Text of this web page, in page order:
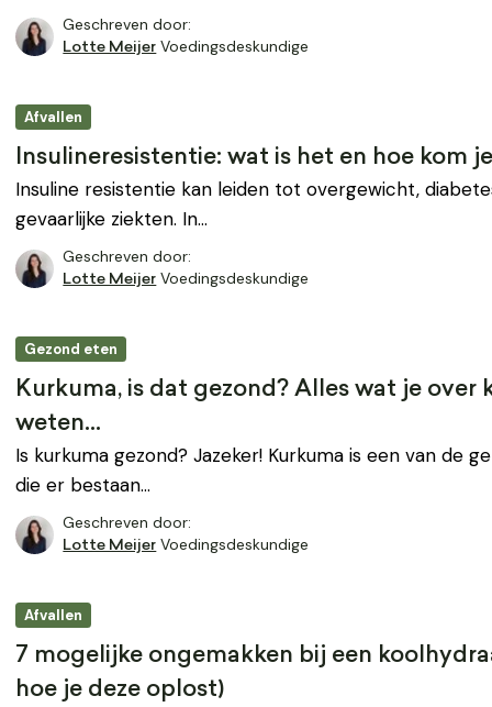
Geschreven door:
Lotte Meijer Voedingsdeskundige
Afvallen
Insulineresistentie: wat is het en hoe kom
Insuline resistentie kan leiden tot overgewicht,
gevaarlijke ziekten. In…
Geschreven door:
Lotte Meijer Voedingsdeskundige
Gezond eten
Kurkuma, is dat gezond? Alles wat je over
weten…
Is kurkuma gezond? Jazeker! Kurkuma is een van de
die er bestaan…
Geschreven door:
Lotte Meijer Voedingsdeskundige
Afvallen
7 mogelijke ongemakken bij een
hoe je deze oplost)